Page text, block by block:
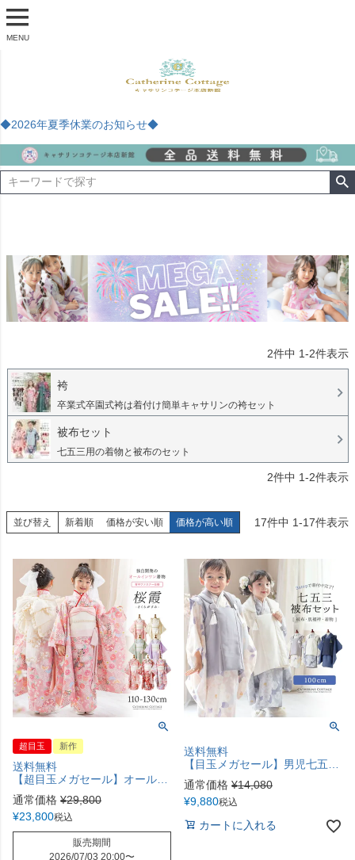
MENU
◆2026年夏季休業のお知らせ◆
2件中 1-2件表示
袴
卒業式卒園式袴は着付け簡単キャサリンの袴セット
被布セット
七五三用の着物と被布のセット
2件中 1-2件表示
並び替え 新着順 価格が安い順 価格が高い順 17件中 1-17件表示
超目玉 新作
送料無料
【超目玉メガセール】オールインワン着物《桜霞》 着物ワンピース 背中ファスナー かんたん着付け 七五三 和装 リボン 花柄チュール ピンク 赤 白 紫 緑 和柄 古典柄 女の子 キッズ お正月 写真撮影 お参り キャサリンコテージ TAK
通常価格 ¥29,800
¥23,800税込
販売期間
2026/07/03 20:00〜
送料無料
【目玉メガセール】男児七五三 3歳着物＆被布セット 和装 753 着物 男女兼用 男子 女子 女の子 3才 3歳 三歳 記念撮影 グレー ベージュ ブルー 青 紺 TAK キャサリンコテージ
通常価格 ¥14,080
¥9,880税込
カートに入れる